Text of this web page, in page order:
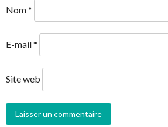
Nom*
E-mail*
Site web